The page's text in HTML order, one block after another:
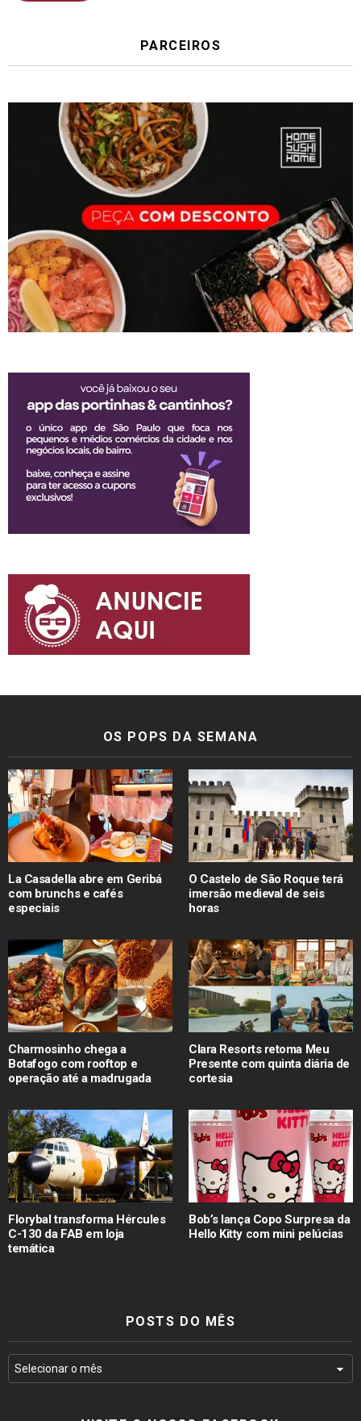
PARCEIROS
OS POPS DA SEMANA
La Casadella abre em Geribá
com brunchs e cafés
especiais
O Castelo de São Roque terá
imersão medieval de seis
horas
Charmosinho chega a
Botafogo com rooftop e
operação até a madrugada
Clara Resorts retoma Meu
Presente com quinta diária de
cortesia
Florybal transforma Hércules
C-130 da FAB em loja
temática
Bob’s lança Copo Surpresa da
Hello Kitty com mini pelúcias
POSTS DO MÊS